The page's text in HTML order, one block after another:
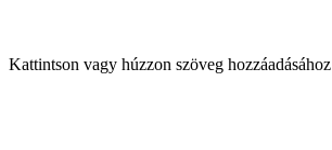
Kattintson vagy húzzon szöveg hozzáadásához